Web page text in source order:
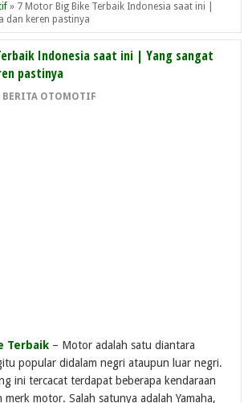
» 7 Motor Big Bike Terbaik Indonesia saat ini |
dan keren pastinya
Indonesia saat ini | Yang sangat
pastinya
BERITA OTOMOTIF
Terbaik – Motor adalah satu diantara
popular didalam negri ataupun luar negri.
ini tercacat terdapat beberapa kendaraan
motor. Salah satunya adalah Yamaha,